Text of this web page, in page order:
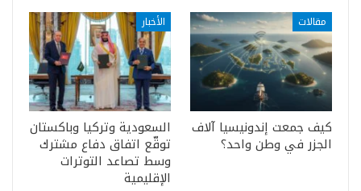
مقالات
كيف جمعت إندونيسيا آلاف
الجزر في وطن واحد؟
الأخبار
السعودية وتركيا وباكستان
توقّع اتفاق دفاع مشترك
وسط تصاعد التوترات
الإقليمية